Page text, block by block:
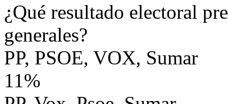
¿Qué resultado electoral
generales?
PP, PSOE, VOX, Sumar
11%